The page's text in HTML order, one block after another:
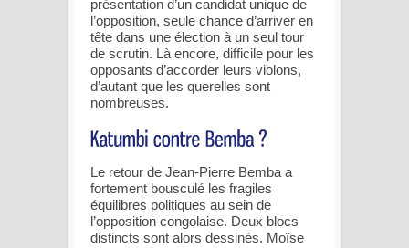
présentation d’un candidat unique de
l’opposition, seule chance d’arriver en
tête dans une élection à un seul tour
de scrutin. Là encore, difficile pour les
opposants d’accorder leurs violons,
d’autant que les querelles sont
nombreuses.
Le retour de Jean-Pierre Bemba a
fortement bousculé les fragiles
équilibres politiques au sein de
l’opposition congolaise. Deux blocs
distincts sont alors dessinés. Moïse